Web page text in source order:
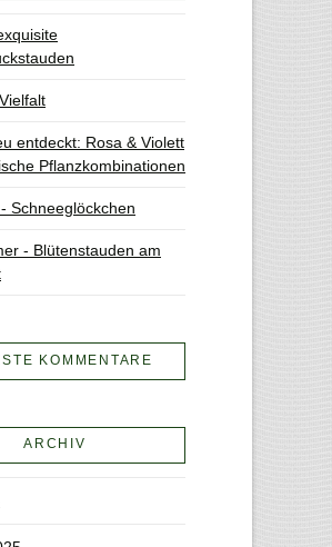
entdeckt: Rosa & Violett
Pflanzkombinationen
Schneeglöckchen
- Blütenstauden am
KOMMENTARE
ARCHIV